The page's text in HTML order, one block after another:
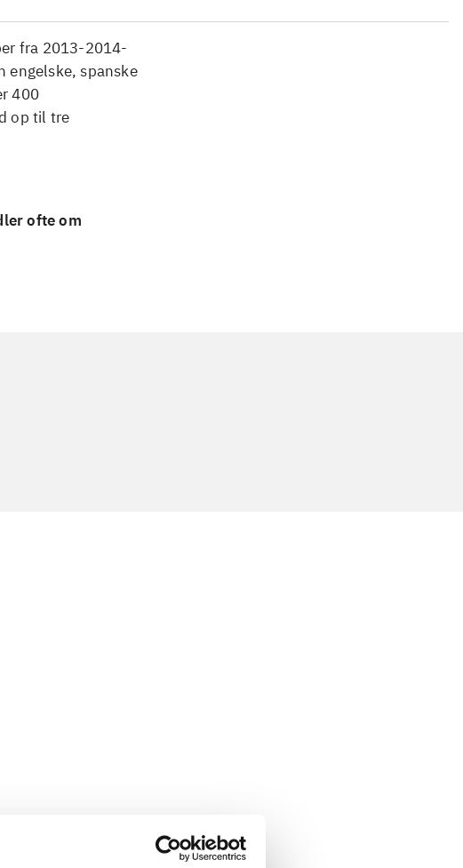
fra 2013-2014-
engelske, spanske
400
op til tre
ofte om